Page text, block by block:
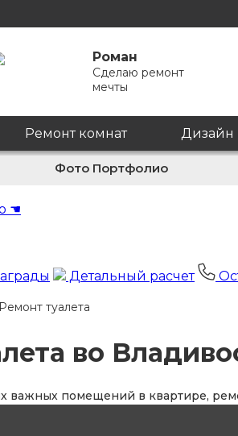
Роман
Сделаю ремонт
мечты
Ремонт комнат Дизайн
Фото Портфолио
☚
Детальный расчет
Ремонт туалета
во
важных помещений в квартире,